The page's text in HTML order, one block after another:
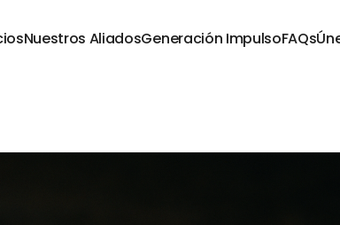
Nuestros AliadosGeneración ImpulsoFAQs